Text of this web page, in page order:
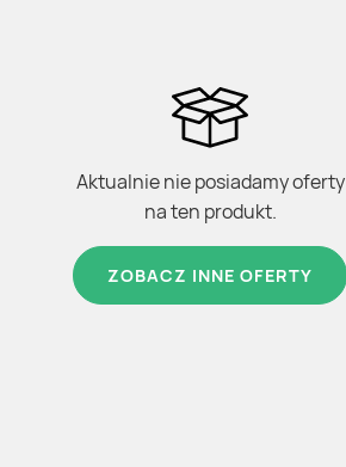
Aktualnie nie posiadamy oferty
na ten produkt.
ZOBACZ INNE OFERTY